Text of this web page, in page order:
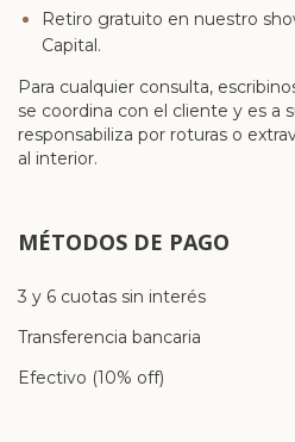
Retiro gratuito en nuestro
Capital.
Para cualquier consulta,
se coordina con el cliente y es a
responsabiliza por roturas o
al interior.
MÉTODOS DE PAGO
3 y 6 cuotas sin interés
Transferencia bancaria
Efectivo (10% off)